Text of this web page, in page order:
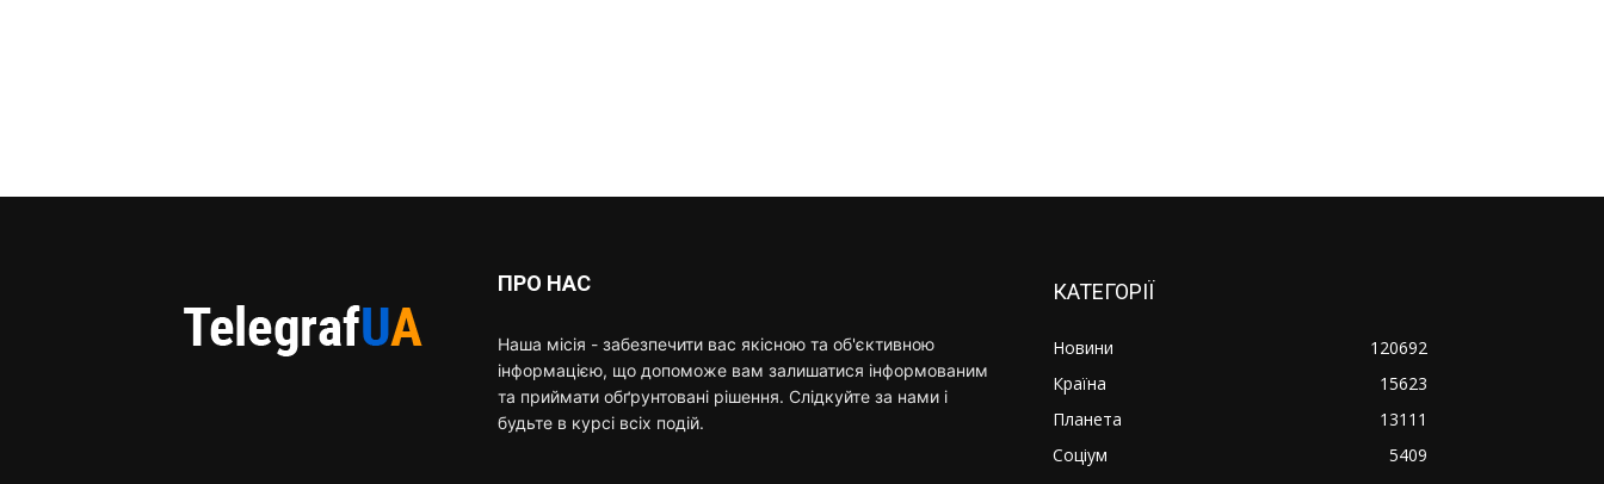
ПРО НАС
Наша місія - забезпечити вас якісною та об'єктивною
інформацією, що допоможе вам залишатися інформованим
та приймати обґрунтовані рішення. Слідкуйте за нами і
будьте в курсі всіх подій.
КАТЕГОРІЇ
Новини
120692
Країна
15623
Планета
13111
Соціум
5409